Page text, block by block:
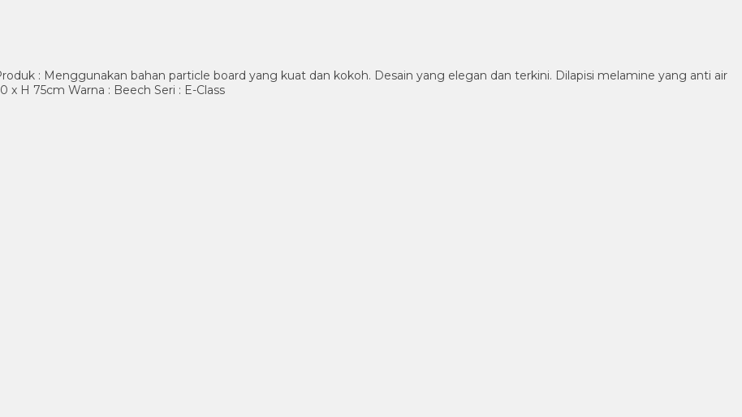
: Menggunakan bahan particle board yang kuat dan kokoh. Desain yang elegan dan terkini. Dilapisi melamine yang anti air
x H 75cm Warna : Beech Seri : E-Class